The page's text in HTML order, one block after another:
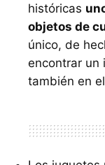
históricas
objetos de
único, de
encontrar un
también en el